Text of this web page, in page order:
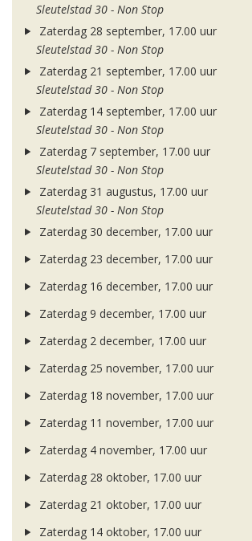
Sleutelstad 30 - Non Stop
Zaterdag 28 september, 17.00 uur
Sleutelstad 30 - Non Stop
Zaterdag 21 september, 17.00 uur
Sleutelstad 30 - Non Stop
Zaterdag 14 september, 17.00 uur
Sleutelstad 30 - Non Stop
Zaterdag 7 september, 17.00 uur
Sleutelstad 30 - Non Stop
Zaterdag 31 augustus, 17.00 uur
Sleutelstad 30 - Non Stop
Zaterdag 30 december, 17.00 uur
Zaterdag 23 december, 17.00 uur
Zaterdag 16 december, 17.00 uur
Zaterdag 9 december, 17.00 uur
Zaterdag 2 december, 17.00 uur
Zaterdag 25 november, 17.00 uur
Zaterdag 18 november, 17.00 uur
Zaterdag 11 november, 17.00 uur
Zaterdag 4 november, 17.00 uur
Zaterdag 28 oktober, 17.00 uur
Zaterdag 21 oktober, 17.00 uur
Zaterdag 14 oktober, 17.00 uur